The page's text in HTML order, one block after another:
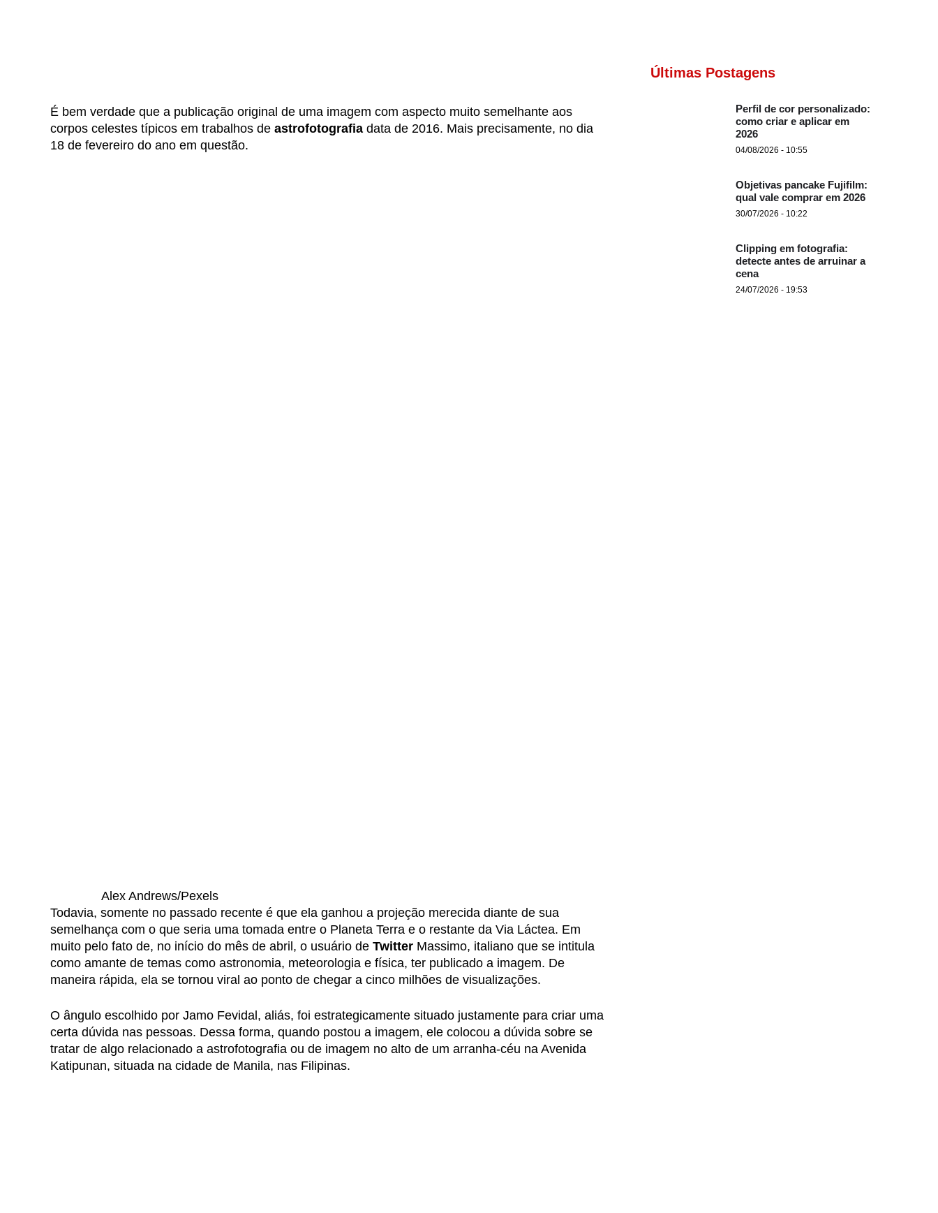
É bem verdade que a publicação original de uma imagem com aspecto muito semelhante aos
corpos celestes típicos em trabalhos de astrofotografia data de 2016. Mais precisamente, no dia
18 de fevereiro do ano em questão.
Alex Andrews/Pexels
Todavia, somente no passado recente é que ela ganhou a projeção merecida diante de sua
semelhança com o que seria uma tomada entre o Planeta Terra e o restante da Via Láctea. Em
muito pelo fato de, no início do mês de abril, o usuário de Twitter Massimo, italiano que se intitula
como amante de temas como astronomia, meteorologia e física, ter publicado a imagem. De
maneira rápida, ela se tornou viral ao ponto de chegar a cinco milhões de visualizações.
O ângulo escolhido por Jamo Fevidal, aliás, foi estrategicamente situado justamente para criar uma
certa dúvida nas pessoas. Dessa forma, quando postou a imagem, ele colocou a dúvida sobre se
tratar de algo relacionado a astrofotografia ou de imagem no alto de um arranha-céu na Avenida
Katipunan, situada na cidade de Manila, nas Filipinas.
Últimas Postagens
Perfil de cor personalizado:
como criar e aplicar em
2026
04/08/2026 - 10:55
Objetivas pancake Fujifilm:
qual vale comprar em 2026
30/07/2026 - 10:22
Clipping em fotografia:
detecte antes de arruinar a
cena
24/07/2026 - 19:53